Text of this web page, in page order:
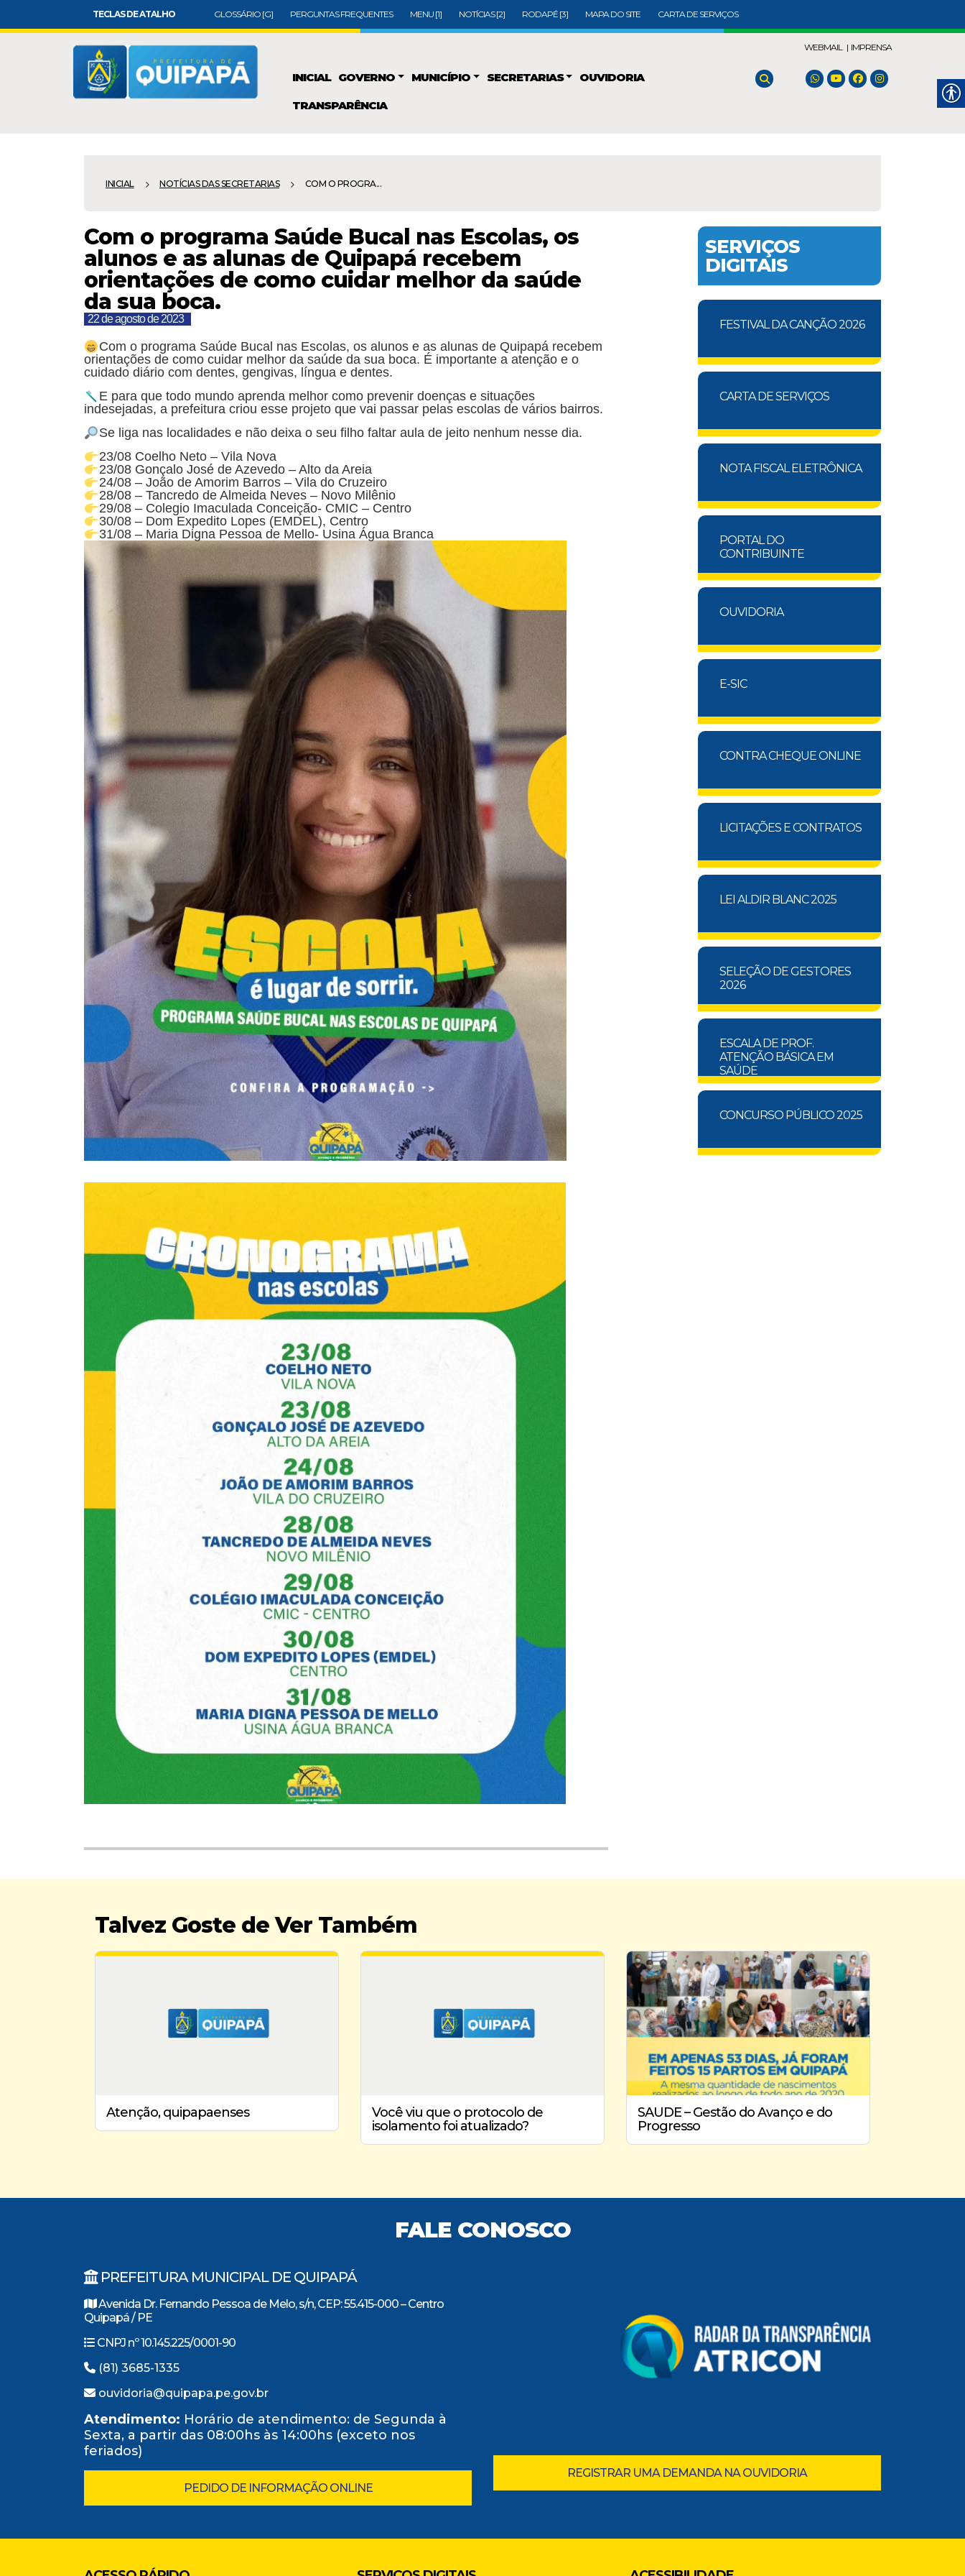
TECLAS DE ATALHO GLOSSÁRIO [G] PERGUNTAS FREQUENTES MENU [1] NOTÍCIAS [2] RODAPÉ [3] MAPA DO SITE CARTA DE SERVIÇOS
INICIAL GOVERNO MUNICÍPIO SECRETARIAS OUVIDORIA
TRANSPARÊNCIA
WEBMAIL | IMPRENSA
INICIAL NOTÍCIAS DAS SECRETARIAS COM O PROGRA...
Com o programa Saúde Bucal nas Escolas, os
alunos e as alunas de Quipapá recebem
orientações de como cuidar melhor da saúde
da sua boca.
22 de agosto de 2023
Com o programa Saúde Bucal nas Escolas, os alunos e as alunas de Quipapá recebem
orientações de como cuidar melhor da saúde da sua boca. É importante a atenção e o
cuidado diário com dentes, gengivas, língua e dentes.
E para que todo mundo aprenda melhor como prevenir doenças e situações
indesejadas, a prefeitura criou esse projeto que vai passar pelas escolas de vários bairros.
Se liga nas localidades e não deixa o seu filho faltar aula de jeito nenhum nesse dia.
23/08 Coelho Neto – Vila Nova
23/08 Gonçalo José de Azevedo – Alto da Areia
24/08 – João de Amorim Barros – Vila do Cruzeiro
28/08 – Tancredo de Almeida Neves – Novo Milênio
29/08 – Colegio Imaculada Conceição- CMIC – Centro
30/08 – Dom Expedito Lopes (EMDEL), Centro
31/08 – Maria Digna Pessoa de Mello- Usina Água Branca
SERVIÇOS
DIGITAIS
FESTIVAL DA CANÇÃO 2026
CARTA DE SERVIÇOS
NOTA FISCAL ELETRÔNICA
PORTAL DO
CONTRIBUINTE
OUVIDORIA
E-SIC
CONTRA CHEQUE ONLINE
LICITAÇÕES E CONTRATOS
LEI ALDIR BLANC 2025
SELEÇÃO DE GESTORES
2026
ESCALA DE PROF.
ATENÇÃO BÁSICA EM
SAÚDE
CONCURSO PÚBLICO 2025
Talvez Goste de Ver Também
Atenção, quipapaenses
Você viu que o protocolo de
isolamento foi atualizado?
SAUDE – Gestão do Avanço e do
Progresso
FALE CONOSCO
PREFEITURA MUNICIPAL DE QUIPAPÁ
Avenida Dr. Fernando Pessoa de Melo, s/n, CEP: 55.415-000 – Centro
Quipapá / PE
CNPJ nº 10.145.225/0001-90
(81) 3685-1335
ouvidoria@quipapa.pe.gov.br
Atendimento: Horário de atendimento: de Segunda à
Sexta, a partir das 08:00hs às 14:00hs (exceto nos
feriados)
PEDIDO DE INFORMAÇÃO ONLINE
REGISTRAR UMA DEMANDA NA OUVIDORIA